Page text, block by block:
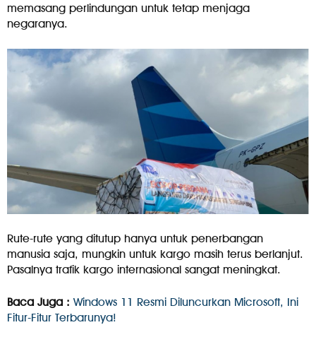
memasang perlindungan untuk tetap menjaga
negaranya.
Rute-rute yang ditutup hanya untuk penerbangan
manusia saja, mungkin untuk kargo masih terus berlanjut.
Pasalnya trafik kargo internasional sangat meningkat.
Baca Juga : Windows 11 Resmi Diluncurkan Microsoft, Ini
Fitur-Fitur Terbarunya!